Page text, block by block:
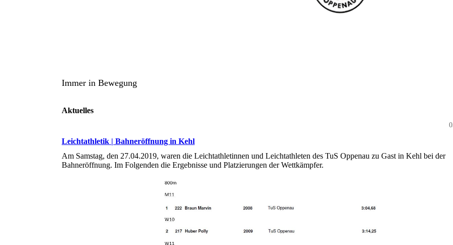
Immer in Bewegung
Aktuelles
Leichtathletik | Bahneröffnung in Kehl
Am Samstag, den 27.04.2019, waren die Leichtathletinnen und Leichtathleten des TuS Oppenau zu Gast in Kehl bei der
Bahneröffnung. Im Folgenden die Ergebnisse und Platzierungen der Wettkämpfer.